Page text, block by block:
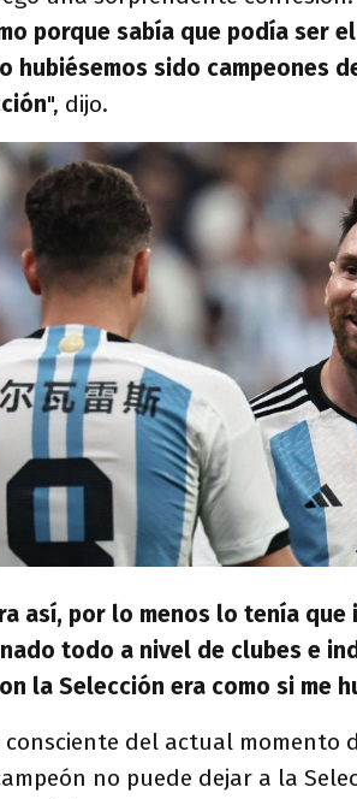
porque sabía que podía ser
hubiésemos sido campeones
", dijo.
así, por lo menos lo tenía
todo a nivel de clubes e
la Selección era como si me
consciente del actual momento
no puede dejar a la